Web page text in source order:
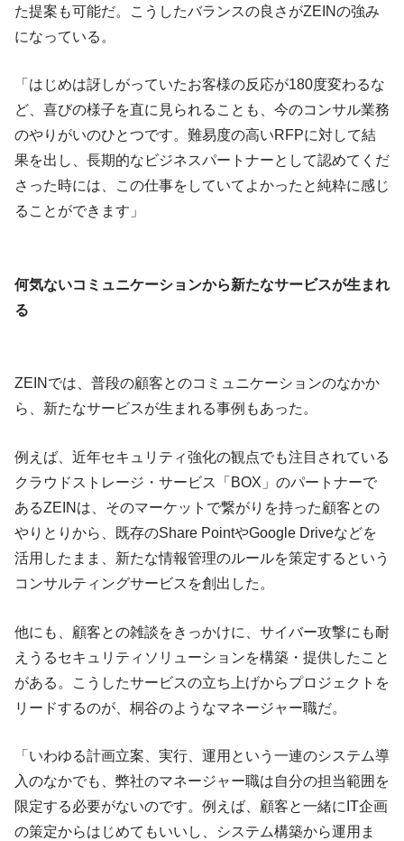
た提案も可能だ。こうしたバランスの良さがZEINの強み
になっている。
「はじめは訝しがっていたお客様の反応が180度変わるな
ど、喜びの様子を直に見られることも、今のコンサル業務
のやりがいのひとつです。難易度の高いRFPに対して結
果を出し、長期的なビジネスパートナーとして認めてくだ
さった時には、この仕事をしていてよかったと純粋に感じ
ることができます」
何気ないコミュニケーションから新たなサービスが生まれ
る
ZEINでは、普段の顧客とのコミュニケーションのなかか
ら、新たなサービスが生まれる事例もあった。
例えば、近年セキュリティ強化の観点でも注目されている
クラウドストレージ・サービス「BOX」のパートナーで
あるZEINは、そのマーケットで繋がりを持った顧客との
やりとりから、既存のShare PointやGoogle Driveなどを
活用したまま、新たな情報管理のルールを策定するという
コンサルティングサービスを創出した。
他にも、顧客との雑談をきっかけに、サイバー攻撃にも耐
えうるセキュリティソリューションを構築・提供したこと
がある。こうしたサービスの立ち上げからプロジェクトを
リードするのが、桐谷のようなマネージャー職だ。
「いわゆる計画立案、実行、運用という一連のシステム導
入のなかでも、弊社のマネージャー職は自分の担当範囲を
限定する必要がないのです。例えば、顧客と一緒にIT企画
の策定からはじめてもいいし、システム構築から運用ま